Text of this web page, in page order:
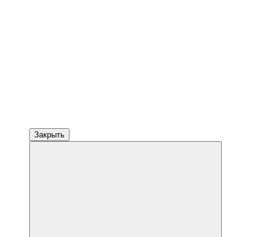
Закрыть